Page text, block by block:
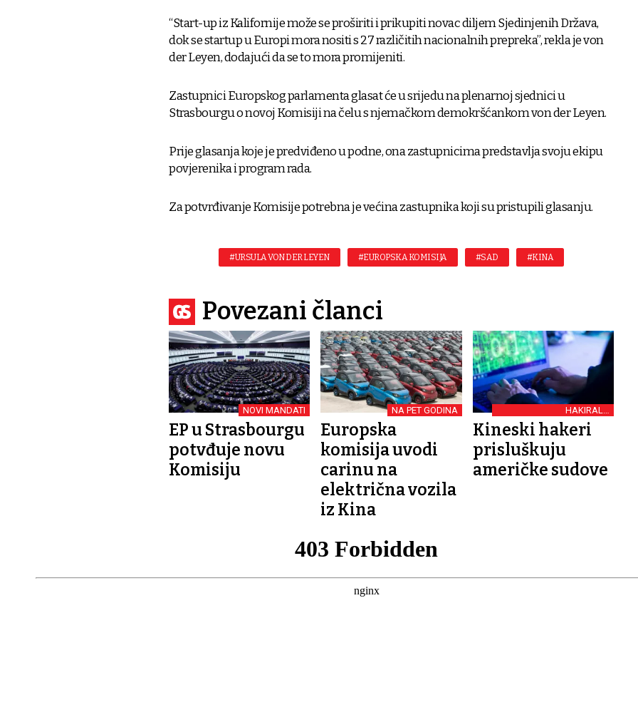
“Start-up iz Kalifornije može se proširiti i prikupiti novac diljem Sjedinjenih Država,
dok se startup u Europi mora nositi s 27 različitih nacionalnih prepreka”, rekla je von
der Leyen, dodajući da se to mora promijeniti.
Zastupnici Europskog parlamenta glasat će u srijedu na plenarnoj sjednici u
Strasbourgu o novoj Komisiji na čelu s njemačkom demokršćankom von der Leyen.
Prije glasanja koje je predviđeno u podne, ona zastupnicima predstavlja svoju ekipu
povjerenika i program rada.
Za potvrđivanje Komisije potrebna je većina zastupnika koji su pristupili glasanju.
#URSULA VON DER LEYEN #EUROPSKA KOMISIJA #SAD #KINA
Povezani članci
NOVI MANDATI
EP u Strasbourgu
potvđuje novu
Komisiju
NA PET GODINA
Europska
komisija uvodi
carinu na
električna vozila
iz Kina
HAKIRALI I
TELEOPERATERE
Kineski hakeri
prisluškuju
američke sudove